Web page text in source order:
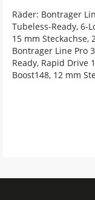
Räder: Bontrager
Tubeless-Ready, 6-
15 mm Steckachse,
Bontrager Line Pro
Ready, Rapid Drive
Boost148, 12 mm